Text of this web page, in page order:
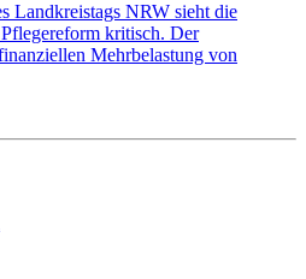
Landkreistags NRW sieht die
kritisch. Der
Mehrbelastung von